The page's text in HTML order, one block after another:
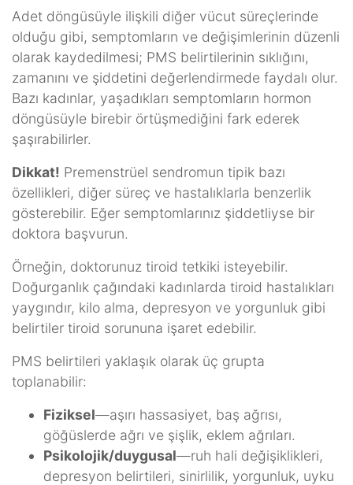
Adet döngüsüyle ilişkili diğer vücut süreçlerinde
olduğu gibi, semptomların ve değişimlerinin düzenli
olarak kaydedilmesi; PMS belirtilerinin sıklığını,
zamanını ve şiddetini değerlendirmede faydalı olur.
Bazı kadınlar, yaşadıkları semptomların hormon
döngüsüyle birebir örtüşmediğini fark ederek
şaşırabilirler.
Dikkat! Premenstrüel sendromun tipik bazı
özellikleri, diğer süreç ve hastalıklarla benzerlik
gösterebilir. Eğer semptomlarınız şiddetliyse bir
doktora başvurun.
Örneğin, doktorunuz tiroid tetkiki isteyebilir.
Doğurganlık çağındaki kadınlarda tiroid hastalıkları
yaygındır, kilo alma, depresyon ve yorgunluk gibi
belirtiler tiroid sorununa işaret edebilir.
PMS belirtileri yaklaşık olarak üç grupta
toplanabilir:
Fiziksel—aşırı hassasiyet, baş ağrısı,
göğüslerde ağrı ve şişlik, eklem ağrıları.
Psikolojik/duygusal—ruh hali değişiklikleri,
depresyon belirtileri, sinirlilik, yorgunluk, uyku